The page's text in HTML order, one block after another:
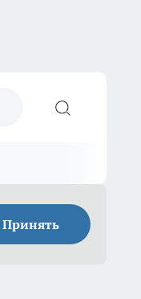
Принять